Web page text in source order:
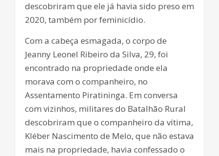
descobriram que ele já havia sido preso em
2020, também por feminicídio.
Com a cabeça esmagada, o corpo de
Jeanny Leonel Ribeiro da Silva, 29, foi
encontrado na propriedade onde ela
morava com o companheiro, no
Assentamento Piratininga. Em conversa
com vizinhos, militares do Batalhão Rural
descobriram que o companheiro da vítima,
Kléber Nascimento de Melo, que não estava
mais na propriedade, havia confessado o